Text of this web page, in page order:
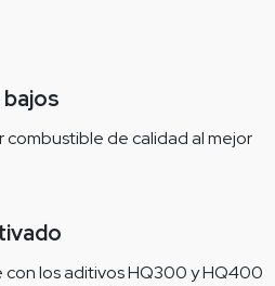
de calidad al mejor
los aditivos HQ300 y HQ400